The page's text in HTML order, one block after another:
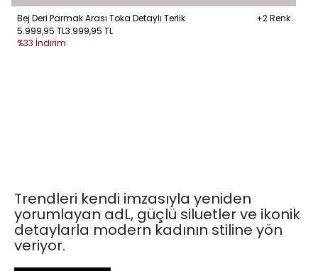
Bej Deri Parmak Arası Toka Detaylı Terlik
+2 Renk
5.999,95 TL3.999,95 TL
%33 İndirim
Trendleri kendi imzasıyla yeniden
yorumlayan adL, güçlü siluetler ve ikonik
detaylarla modern kadının stiline yön
veriyor.